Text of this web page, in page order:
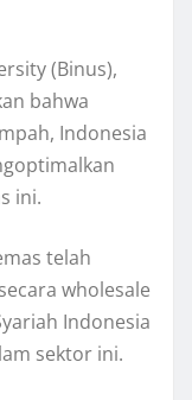
(Binus),
bahwa
Indonesia
ini.
telah
wholesale
Indonesia
sektor ini.